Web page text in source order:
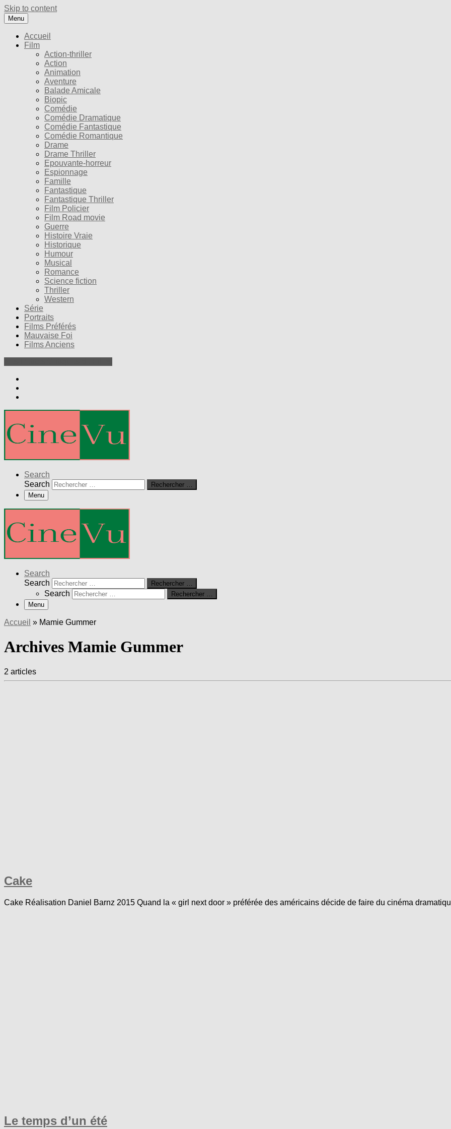
Skip to content
Menu
Accueil
Film
Action-thriller
Action
Animation
Aventure
Balade Amicale
Biopic
Comédie
Comédie Dramatique
Comédie Fantastique
Comédie Romantique
Drame
Drame Thriller
Epouvante-horreur
Espionnage
Famille
Fantastique
Fantastique Thriller
Film Policier
Film Road movie
Guerre
Histoire Vraie
Historique
Humour
Musical
Romance
Science fiction
Thriller
Western
Série
Portraits
Films Préférés
Mauvaise Foi
Films Anciens
Search
Search
Rechercher …
Menu
Search
Search
Rechercher …
Search
Rechercher …
Menu
Accueil » Mamie Gummer
Archives Mamie Gummer
2 articles
Cake
Cake Réalisation Daniel Barnz 2015 Quand la « girl next door » préférée des américains décide de faire du cinéma
Le temps d’un été